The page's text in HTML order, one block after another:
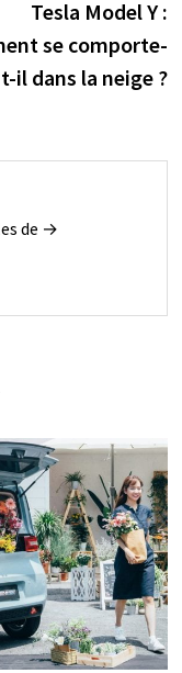
Tesla Model Y :
se comporte-
t-il dans la neige ?
de →